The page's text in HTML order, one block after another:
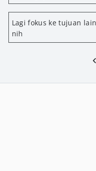
Lagi fokus ke tujuan
nih